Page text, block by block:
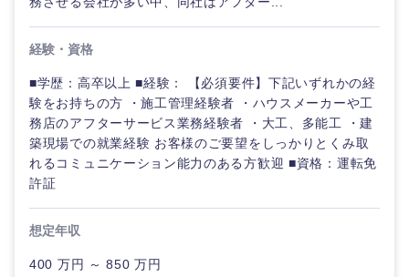
経験・資格
■学歴：高卒以上 ■経験： 【必須要件】下記いずれかの経
験をお持ちの方 ・施工管理経験者 ・ハウスメーカーや工
務店のアフターサービス業務経験者 ・大工、多能工 ・建
築現場での就業経験 お客様のご要望をしっかりとくみ取
れるコミュニケーション能力のある方歓迎 ■資格：運転免
許証
想定年収
400 万円 ～ 850 万円